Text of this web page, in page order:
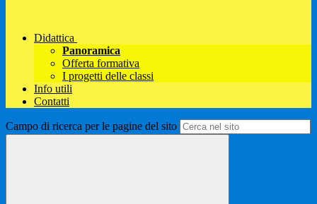
Didattica
Panoramica
Offerta formativa
I progetti delle classi
Info utili
Contatti
Campo di ricerca per le pagine del sito